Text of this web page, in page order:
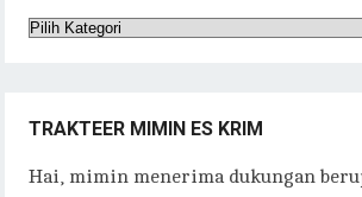
Kategori
TRAKTEER MIMIN ES KRIM
Hai, mimin menerima dukungan